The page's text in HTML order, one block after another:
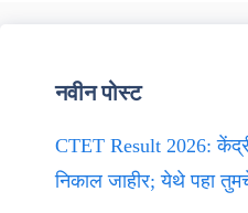
नवीन पोस्ट
CTET Result 2026:
निकाल जाहीर; येथे पहा